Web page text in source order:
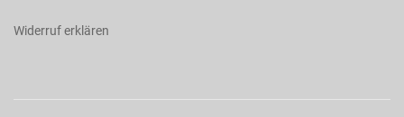
Widerruf erklären